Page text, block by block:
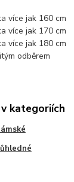
více jak 160 cm
více jak 170 cm
více jak 180 cm
odběrem
kategoriích